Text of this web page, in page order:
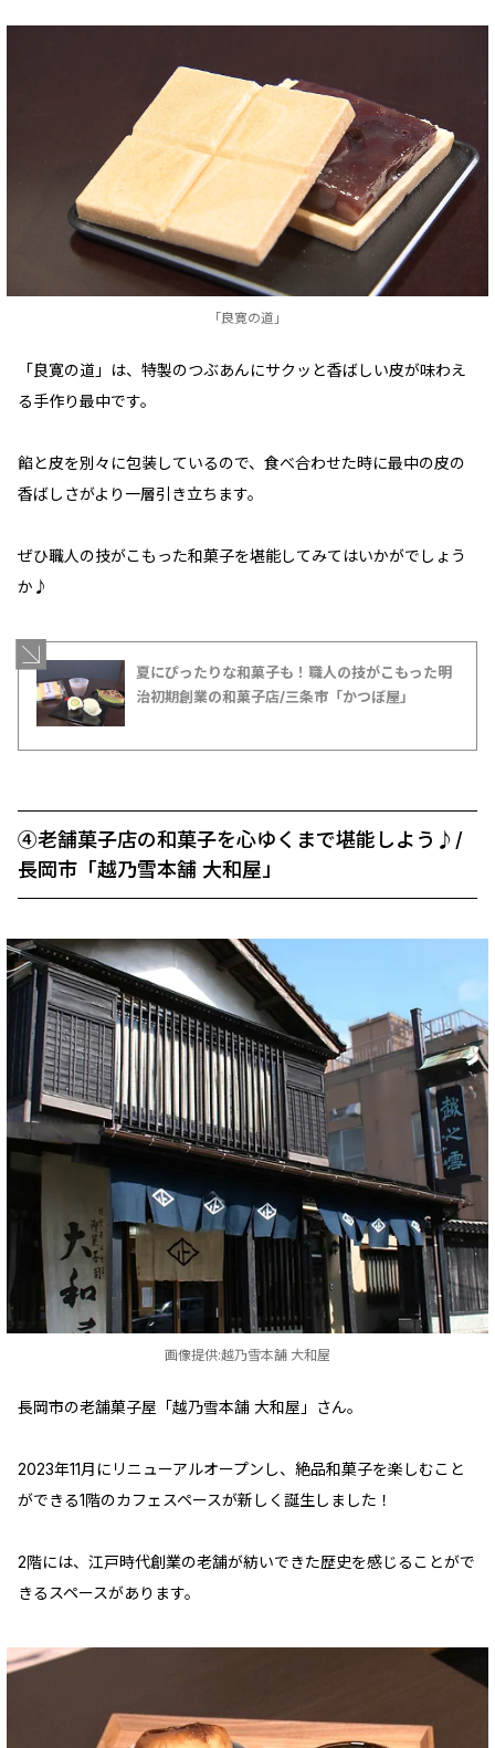
「良寛の道」
「良寛の道」は、特製のつぶあんにサクッと香ばしい皮が味わえ
る手作り最中です。
餡と皮を別々に包装しているので、食べ合わせた時に最中の皮の
香ばしさがより一層引き立ちます。
ぜひ職人の技がこもった和菓子を堪能してみてはいかがでしょう
か♪
夏にぴったりな和菓子も！職人の技がこもった明
治初期創業の和菓子店/三条市「かつぼ屋」
➃老舗菓子店の和菓子を心ゆくまで堪能しよう♪/
長岡市「越乃雪本舗 大和屋」
画像提供:越乃雪本舗 大和屋
長岡市の老舗菓子屋「越乃雪本舗 大和屋」さん。
2023年11月にリニューアルオープンし、絶品和菓子を楽しむこと
ができる1階のカフェスペースが新しく誕生しました！
2階には、江戸時代創業の老舗が紡いできた歴史を感じることがで
きるスペースがあります。